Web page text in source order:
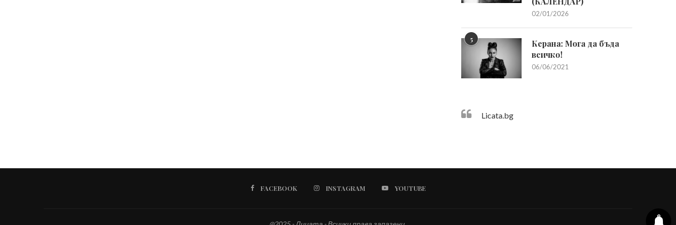
02/01/2026
5
Керана: Мога да бъда
всичко!
06/06/2021
Licata.bg
FACEBOOK INSTAGRAM YOUTUBE